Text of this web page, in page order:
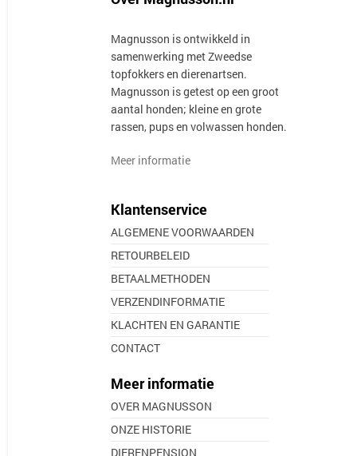
Magnusson is ontwikkeld in
samenwerking met Zweedse
topfokkers en dierenartsen.
Magnusson is getest op een groot
aantal honden; kleine en grote
rassen, pups en volwassen honden.
Meer informatie
Klantenservice
ALGEMENE VOORWAARDEN
RETOURBELEID
BETAALMETHODEN
VERZENDINFORMATIE
KLACHTEN EN GARANTIE
CONTACT
Meer informatie
OVER MAGNUSSON
ONZE HISTORIE
DIERENPENSION